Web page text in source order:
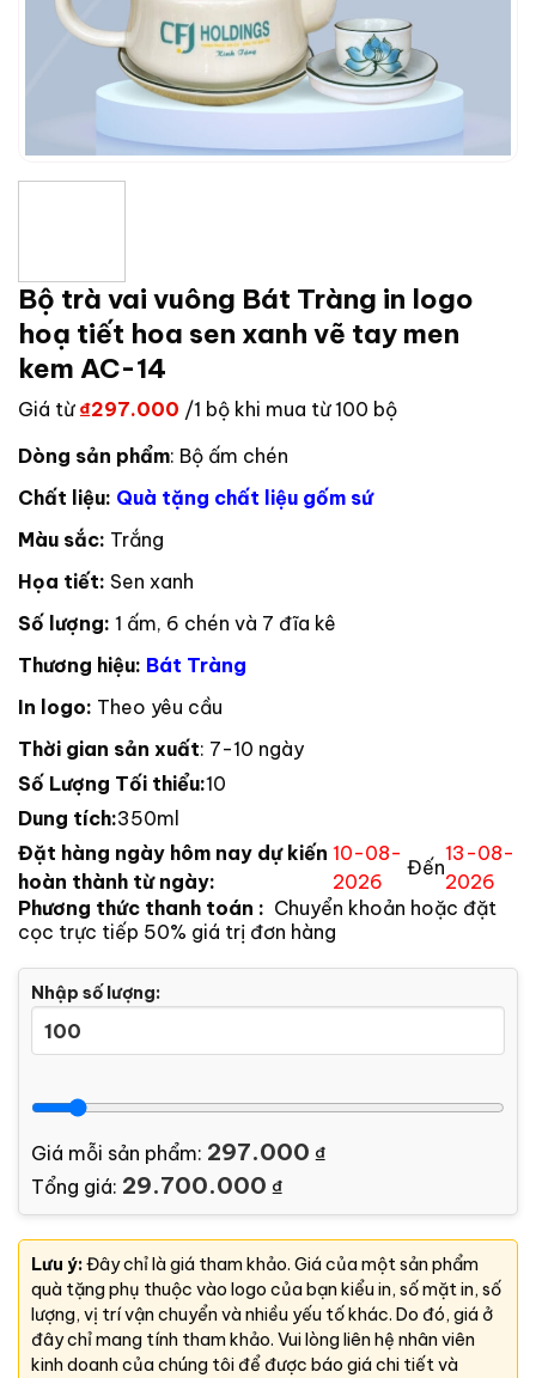
Bộ trà vai vuông Bát Tràng in logo
hoạ tiết hoa sen xanh vẽ tay men
kem AC-14
Giá từ ₫297.000 /1 bộ khi mua từ 100 bộ
Dòng sản phẩm: Bộ ấm chén
Chất liệu: Quà tặng chất liệu gốm sứ
Màu sắc: Trắng
Họa tiết: Sen xanh
Số lượng: 1 ấm, 6 chén và 7 đĩa kê
Thương hiệu: Bát Tràng
In logo: Theo yêu cầu
Thời gian sản xuất: 7-10 ngày
Số Lượng Tối thiểu:10
Dung tích:350ml
Đặt hàng ngày hôm nay dự kiến
hoàn thành từ ngày:
10-08-
2026
Đến
13-08-
2026
Phương thức thanh toán : Chuyển khoản hoặc đặt
cọc trực tiếp 50% giá trị đơn hàng
Nhập số lượng:
Giá mỗi sản phẩm: 297.000 ₫
Tổng giá: 29.700.000 ₫
Lưu ý:Đây chỉ là giá tham khảo. Giá của một sản phẩm
quà tặng phụ thuộc vào logo của bạn kiểu in, số mặt in, số
lượng, vị trí vận chuyển và nhiều yếu tố khác. Do đó, giá ở
đây chỉ mang tính tham khảo. Vui lòng liên hệ nhân viên
kinh doanh của chúng tôi để được báo giá chi tiết và